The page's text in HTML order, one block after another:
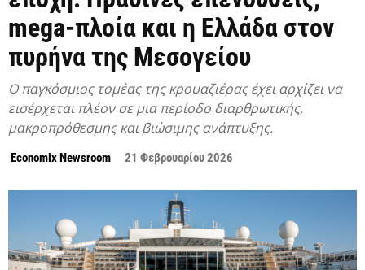
mega-πλοία και η Ελλάδα στον
πυρήνα της Μεσογείου
Ο παγκόσμιος τομέας της κρουαζιέρας έχει αρχίζει να
εισέρχεται πλέον σε μια περίοδο διαρθρωτικής,
μακροπρόθεσμης και βιώσιμης ανάπτυξης.
Economix Newsroom 21 Φεβρουαρίου 2026